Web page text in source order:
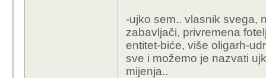
-ujko sem.. vlasnik svega,
zabavljači, privremena
entitet-biće, više oligarh-
sve i možemo je nazvati
mijenja..